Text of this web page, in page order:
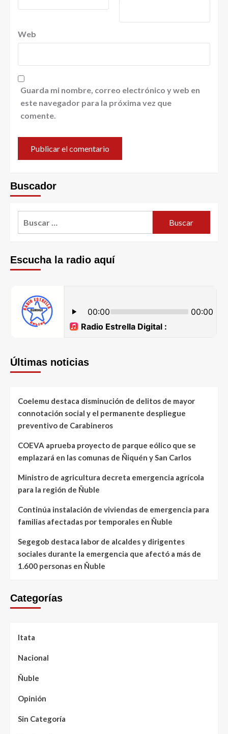
Web
Guarda mi nombre, correo electrónico y web en
este navegador para la próxima vez que
comente.
Buscador
Escucha la radio aquí
Últimas noticias
Coelemu destaca disminución de delitos de mayor
connotación social y el permanente despliegue
preventivo de Carabineros
COEVA aprueba proyecto de parque eólico que se
emplazará en las comunas de Ñiquén y San Carlos
Ministro de agricultura decreta emergencia agrícola
para la región de Ñuble
Continúa instalación de viviendas de emergencia para
familias afectadas por temporales en Ñuble
Segegob destaca labor de alcaldes y dirigentes
sociales durante la emergencia que afectó a más de
1.600 personas en Ñuble
Categorías
Itata
Nacional
Ñuble
Opinión
Sin Categoría